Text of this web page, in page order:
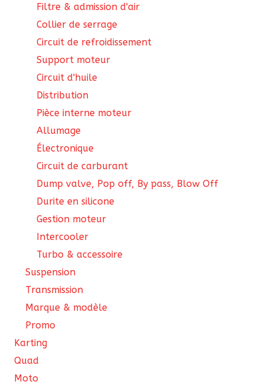
Filtre & admission d'air
Collier de serrage
Circuit de refroidissement
Support moteur
Circuit d'huile
Distribution
Pièce interne moteur
Allumage
Électronique
Circuit de carburant
Dump valve, Pop off, By pass, Blow Off
Durite en silicone
Gestion moteur
Intercooler
Turbo & accessoire
Suspension
Transmission
Marque & modèle
Promo
Karting
Quad
Moto